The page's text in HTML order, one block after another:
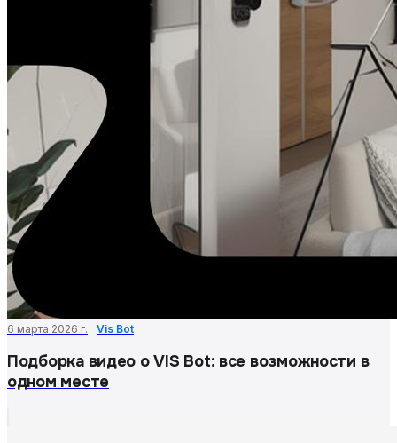
6 марта 2026 г. Vis Bot
Подборка видео о VIS Bot: все возможности в
одном месте